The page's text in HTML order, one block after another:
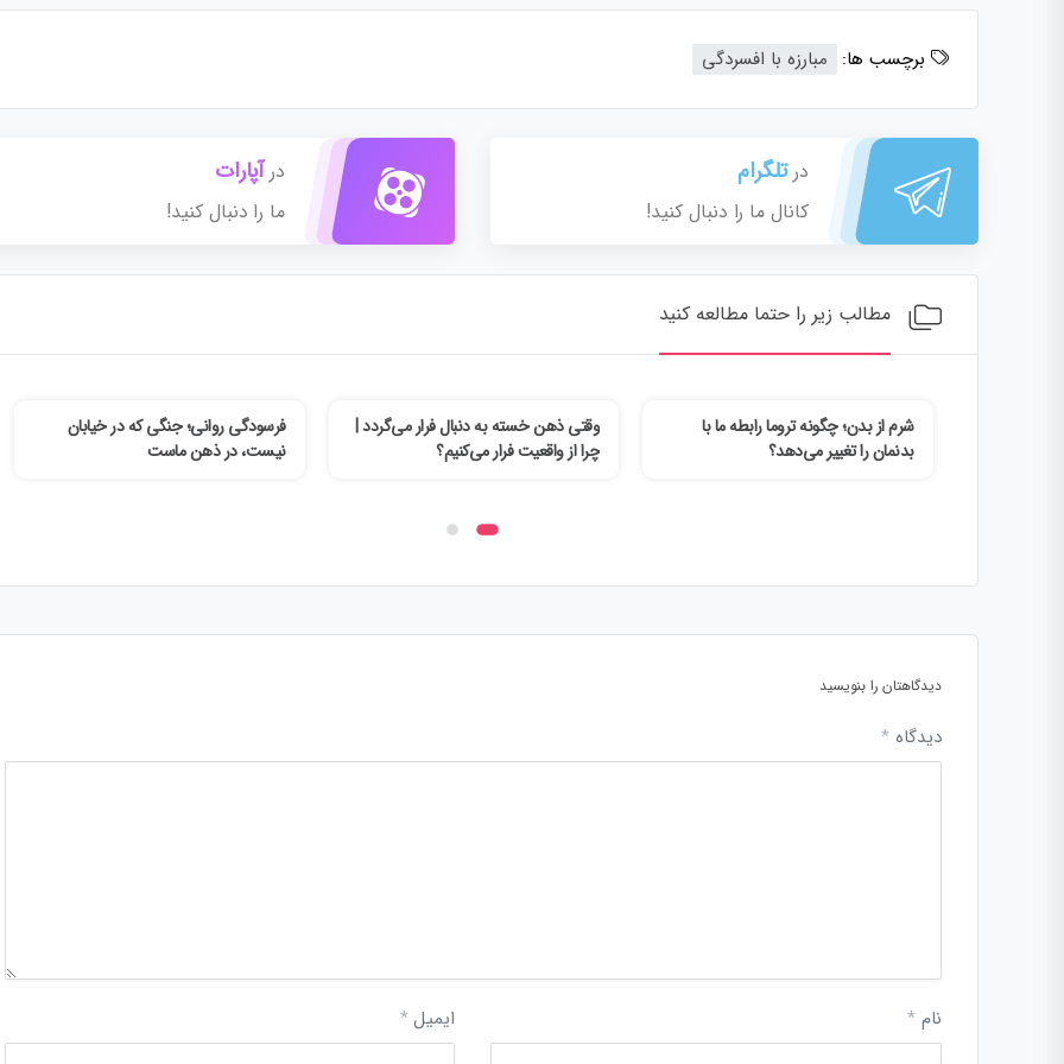
برچسب ها: مبارزه با افسردگی
درتلگرام
کانال ما را دنبال کنید!
درآپارات
ما را دنبال کنید!
مطالب زیر را حتما مطالعه کنید
شرم از بدن؛ چگونه تروما رابطه ما با
بدنمان را تغییر می‌دهد؟
وقتی ذهن خسته به دنبال فرار می‌گردد |
چرا از واقعیت فرار می‌کنیم؟
فرسودگی روانی؛ جنگی که در خیابان
نیست، در ذهن ماست
دیدگاهتان را بنویسید
دیدگاه *
نام * ایمیل*